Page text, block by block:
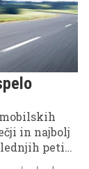
in najbolj
petih